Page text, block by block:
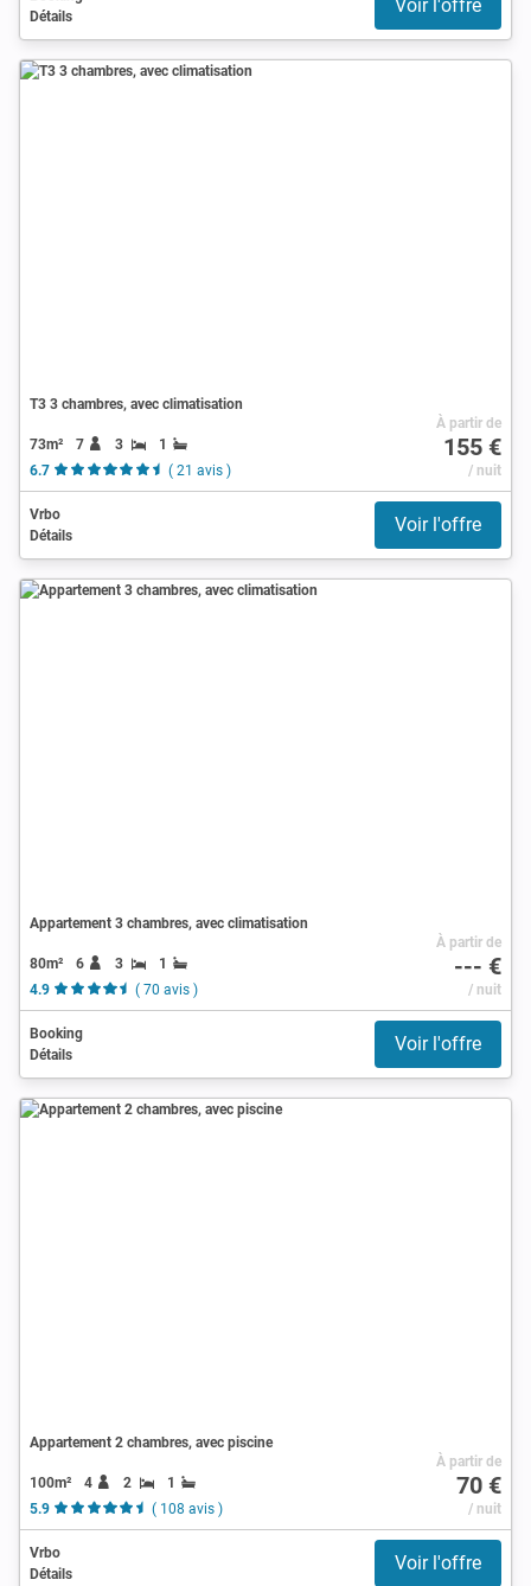
Détails
Voir l'offre
T3 3 chambres, avec climatisation
73m² 7 3
1
6.7
( 21 avis )
À partir de
155 €
/ nuit
Vrbo
Détails
Voir l'offre
Appartement 3 chambres, avec climatisation
80m² 6 3
1
4.9
( 70 avis )
À partir de
--- €
/ nuit
Booking
Détails
Voir l'offre
Appartement 2 chambres, avec piscine
100m² 4 2
1
5.9
( 108 avis )
À partir de
70 €
/ nuit
Vrbo
Détails
Voir l'offre